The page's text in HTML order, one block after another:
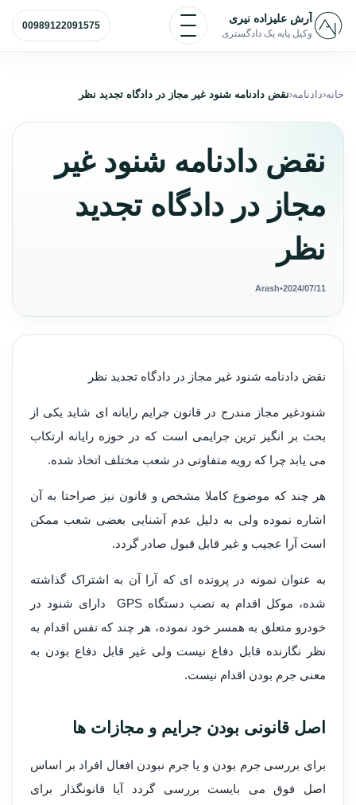
پرش به محتوا
آرش علیزاده نیری
وکیل پایه یک دادگستری
باز و بسته کردن منو
00989122091575
خانه دادنامه نقض دادنامه شنود غیر مجاز در دادگاه تجدید نظر
نقض دادنامه شنود غیر
مجاز در دادگاه تجدید
نظر
2024/07/11
•
Arash
نقض دادنامه شنود غیر مجاز در دادگاه تجدید نظر
شنودغیر مجاز مندرج در قانون جرایم رایانه ای شاید یکی از
بحث بر انگیز ترین جرایمی است که در حوزه رایانه ارتکاب
می یابد چرا که رویه متفاوتی در شعب مختلف اتخاذ شده.
هر چند که موضوع کاملا مشخص و قانون نیز صراحتا به آن
اشاره نموده ولی به دلیل عدم آشنایی بعضی شعب ممکن
است آرا عجیب و غیر قابل قبول صادر گردد.
به عنوان نمونه در پرونده ای که آرا آن به اشتراک گذاشته
شده، موکل اقدام به نصب دستگاه GPS دارای شنود در
خودرو متعلق به همسر خود نموده، هر چند که نفس اقدام به
نظر نگارنده قابل دفاع نیست ولی غیر قابل دفاع بودن به
معنی جرم بودن اقدام نیست.
اصل قانونی بودن جرایم و مجازات ها
برای بررسی جرم بودن و یا جرم نبودن افعال افراد بر اساس
اصل فوق می بایست بررسی گردد آیا قانونگذار برای